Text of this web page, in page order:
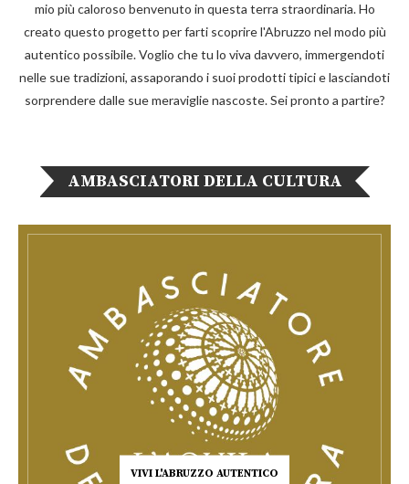
mio più caloroso benvenuto in questa terra straordinaria. Ho
creato questo progetto per farti scoprire l'Abruzzo nel modo più
autentico possibile. Voglio che tu lo viva davvero, immergendoti
nelle sue tradizioni, assaporando i suoi prodotti tipici e lasciandoti
sorprendere dalle sue meraviglie nascoste. Sei pronto a partire?
AMBASCIATORI DELLA CULTURA
VIVI L'ABRUZZO AUTENTICO